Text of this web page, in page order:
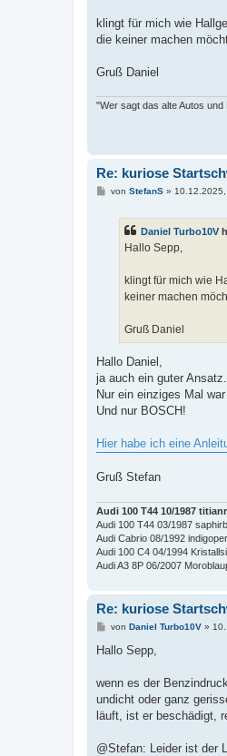
a
klingt für mich wie
die keiner machen
Gruß Daniel
"Wer sagt das alte Autos
Re: kuriose
Bvon StefanS»
Daniel Turbo10V
Hallo Sepp,
klingt für mich wie
keiner machen
Gruß Daniel
Hallo Daniel,
ja auch ein guter
Nur ein einziges Mal
Und nur BOSCH!
Hier habe ich eine
Gruß Stefan
Audi 100 T44 10/1987
Audi 100 T44 03/1987
Audi Cabrio 08/1992
Audi 100 C4 04/1994
Audi A3 8P 06/2007
Re: kuriose
B
i
a
von Daniel Turbo10V»
Hallo Sepp,
wenn es der
undicht oder ganz
läuft, ist er beschädigt,
@Stefan: Leider ist der